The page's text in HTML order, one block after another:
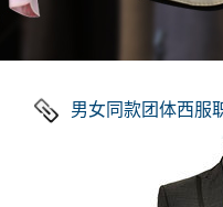
男女同款团体西服